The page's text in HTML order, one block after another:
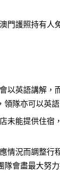
門護照持有人
以英語講解，
領隊亦可以英
未能提供住宿
情況而調整行
隊會盡最大努